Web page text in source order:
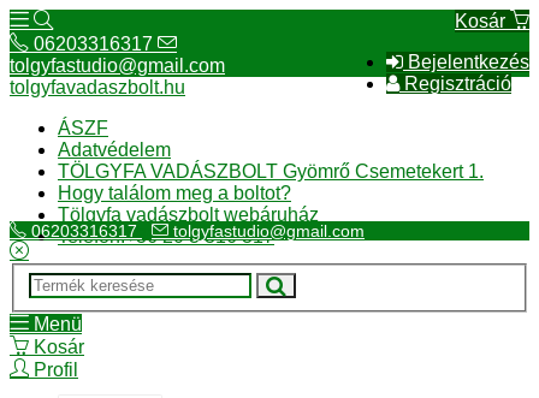
Kosár
Bejelentkezés
Regisztráció
06203316317
tolgyfastudio@gmail.com
tolgyfavadaszbolt.hu
ÁSZF
Adatvédelem
TÖLGYFA VADÁSZBOLT Gyömrő Csemetekert 1.
Hogy találom meg a boltot?
Tölgyfa vadászbolt webáruház
Telefon:+36 20 3 316 317
06203316317 tolgyfastudio@gmail.com
Menü
Kosár
Profil